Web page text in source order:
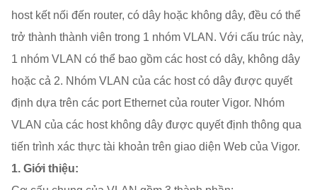
host kết nối đến router, có dây hoặc không dây, đều có thể
trở thành thành viên trong 1 nhóm VLAN. Với cấu trúc này,
1 nhóm VLAN có thể bao gồm các host có dây, không dây
hoặc cả 2. Nhóm VLAN của các host có dây được quyết
định dựa trên các port Ethernet của router Vigor. Nhóm
VLAN của các host không dây được quyết định thông qua
tiến trình xác thực tài khoản trên giao diện Web của Vigor.
1. Giới thiệu: